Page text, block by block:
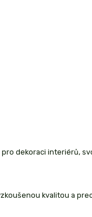
pro dekoraci interiérů,
kvalitou a